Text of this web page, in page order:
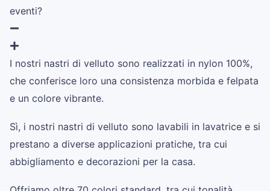
eventi?
I nostri nastri di velluto sono realizzati in nylon 100%,
che conferisce loro una consistenza morbida e felpata
e un colore vibrante.
Sì, i nostri nastri di velluto sono lavabili in lavatrice e si
prestano a diverse applicazioni pratiche, tra cui
abbigliamento e decorazioni per la casa.